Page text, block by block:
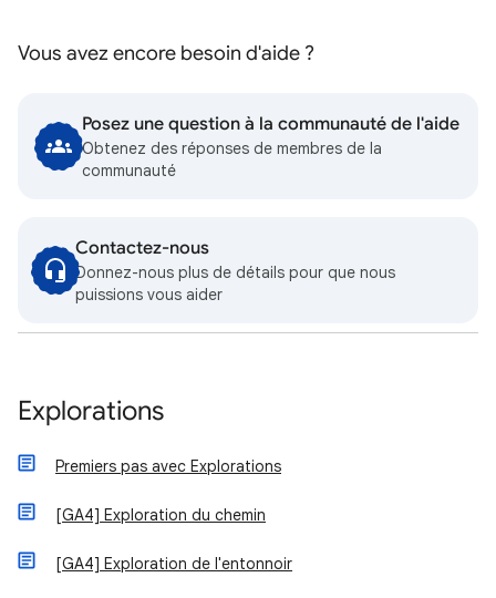
Vous avez encore besoin d'aide ?
Posez une question à la communauté de l'aide
Obtenez des réponses de membres de la
communauté
Contactez-nous
Donnez-nous plus de détails pour que nous
puissions vous aider
Explorations
Premiers pas avec Explorations
[GA4] Exploration du chemin
[GA4] Exploration de l'entonnoir